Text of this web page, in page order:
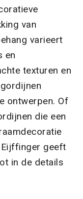
van
varieert
en
texturen en
ontwerpen. Of
die een
geeft
in de details